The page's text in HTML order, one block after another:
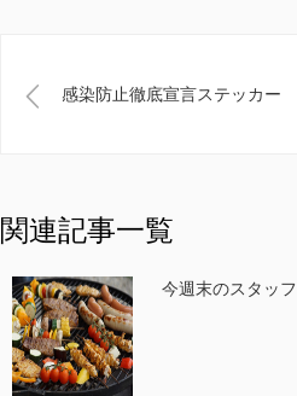
感染防止徹底宣言ステッカー
関連記事一覧
今週末のスタッフ